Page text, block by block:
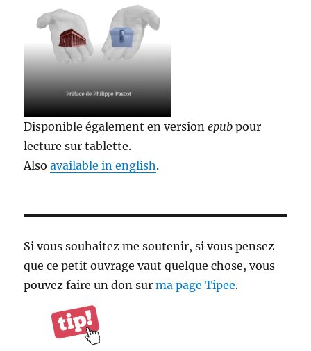
Disponible également en versionepub pour
lecture sur tablette.
Alsoavailable in english.
Si vous souhaitez me soutenir, si vous pensez
que ce petit ouvrage vaut quelque chose, vous
pouvez faire un don surma page Tipee.